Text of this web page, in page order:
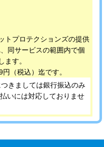
トプロテクションズの提供
同サービスの範囲内で個
ます。
（税込）迄です。
きましては銀行振込のみ
いには対応しておりませ